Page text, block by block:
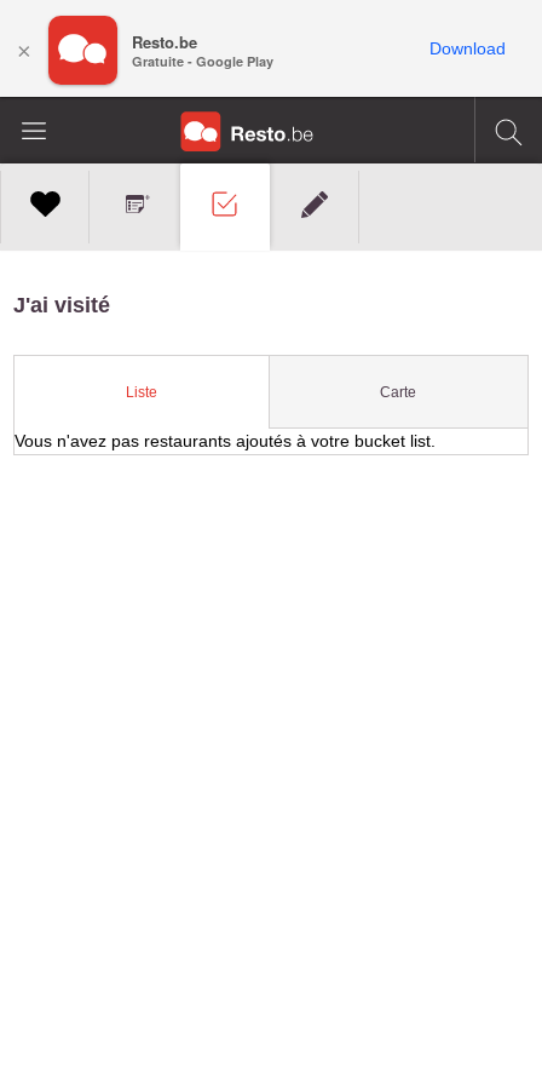
J'ai visité
Liste Carte
Vous n'avez pas restaurants ajoutés à votre bucket list.
× Resto.be
Gratuite - Google Play
Download